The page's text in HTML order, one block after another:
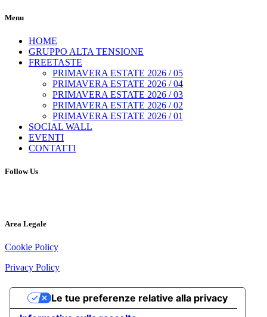
Menu
HOME
GRUPPO ALTA TENSIONE
FREETASTE
PRIMAVERA ESTATE 2026 / 05
PRIMAVERA ESTATE 2026 / 04
PRIMAVERA ESTATE 2026 / 03
PRIMAVERA ESTATE 2026 / 02
PRIMAVERA ESTATE 2026 / 01
SOCIAL WALL
EVENTI
CONTATTI
Follow Us
Area Legale
Cookie Policy
Privacy Policy
Le tue preferenze relative alla privacy